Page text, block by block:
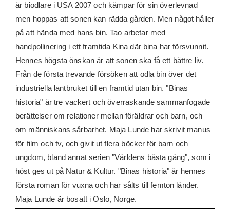
är biodlare i USA 2007 och kämpar för sin överlevnad
men hoppas att sonen kan rädda gården. Men något håller
på att hända med hans bin. Tao arbetar med
handpollinering i ett framtida Kina där bina har försvunnit.
Hennes högsta önskan är att sonen ska få ett bättre liv.
Från de första trevande försöken att odla bin över det
industriella lantbruket till en framtid utan bin. "Binas
historia" är tre vackert och överraskande sammanfogade
berättelser om relationer mellan föräldrar och barn, och
om människans sårbarhet. Maja Lunde har skrivit manus
för film och tv, och givit ut flera böcker för barn och
ungdom, bland annat serien "Världens bästa gäng", som i
höst ges ut på Natur & Kultur. "Binas historia" är hennes
första roman för vuxna och har sålts till femton länder.
Maja Lunde är bosatt i Oslo, Norge.